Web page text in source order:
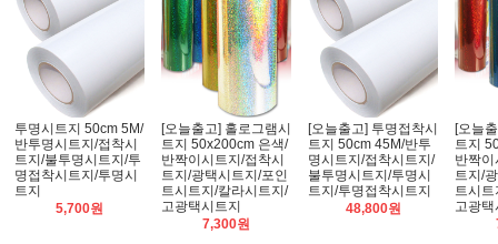
투명시트지 50cm 5M/
반투명시트지/접착시
트지/불투명시트지/투
명접착시트지/투명시
트지
5,700원
[오늘출고] 홀로그램시
트지 50x200cm 은색/
반짝이시트지/접착시
트지/광택시트지/포인
트시트지/칼라시트지/
고광택시트지
7,300원
[오늘출고] 투명접착시
트지 50cm 45M/반투
명시트지/접착시트지/
불투명시트지/투명시
트지/투명접착시트지
48,800원
[오늘
트지
반짝
트지/
트시
고광